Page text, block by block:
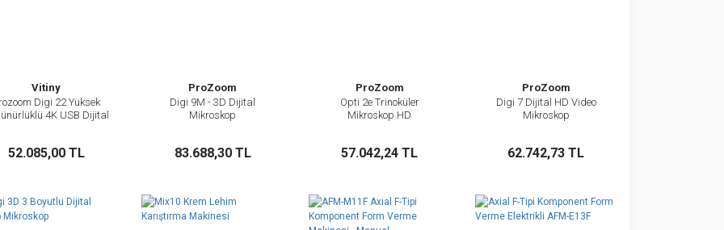
Vitiny
Digi 22 Yüksek
4K USB Dijital
52.085,00 TL
İncele
Sepete Ekle
ProZoom
Digi 9M - 3D Dijital
Mikroskop
83.688,30 TL
İncele
Sepete Ekle
ProZoom
Opti 2e Trinoküler
Mikroskop HD
57.042,24 TL
İncele
Sepete Ekle
ProZoom
Digi 7 Dijital HD Video
Mikroskop
62.742,73 TL
İncele
Sepete Ekle